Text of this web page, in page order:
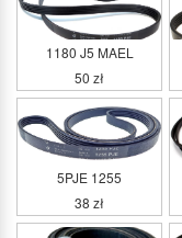
1180 J5 MAEL
50 zł
5PJE 1255
38 zł